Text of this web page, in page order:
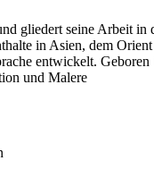
gliedert seine Arbeit
in Asien, dem
entwickelt.
und Malere